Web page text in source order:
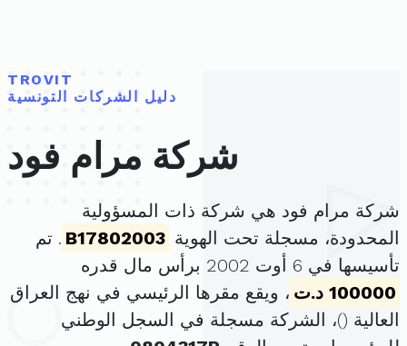
TROVIT
دليل الشركات التونسية
شركة مرام فود
شركة مرام فود هي شركة ذات المسؤولية
المحدودة، مسجلة تحت الهوية B17802003 . تم
تأسيسها في 6 أوت 2002 برأس مال قدره
100000 د.ت
، ويقع مقرها الرئيسي في نهج العراق
العالية ()، الشركة مسجلة في السجل الوطني